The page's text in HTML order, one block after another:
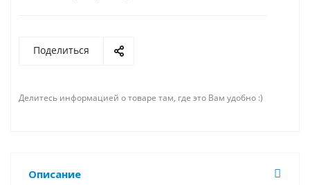
Поделиться
Делитесь информацией о товаре там, где это Вам удобно :)
Описание